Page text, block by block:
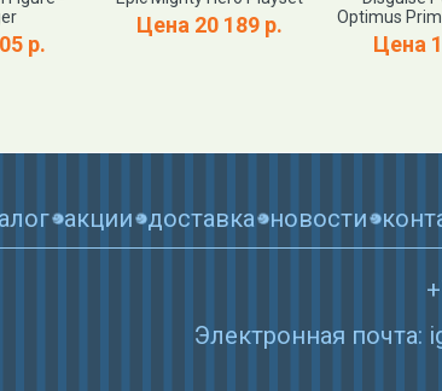
р.
Цена 20 189 р.
Optimus
Цена
акции доставка новости
Электронная почта: